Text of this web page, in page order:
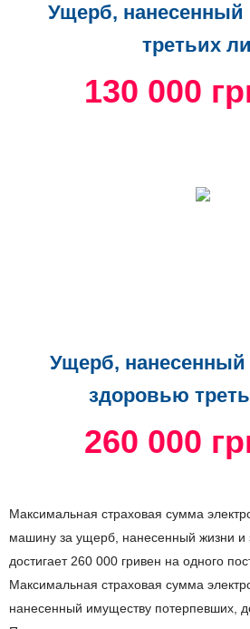
Ущерб, нанесенный
третьих
130 000
Ущерб,
здоровью
260 000
Максимальная страховая сумма
машину за ущерб, нанесенный жизни и
достигает 260 000 гривен на одного
Максимальная страховая сумма
нанесенный имуществу потерпевших,